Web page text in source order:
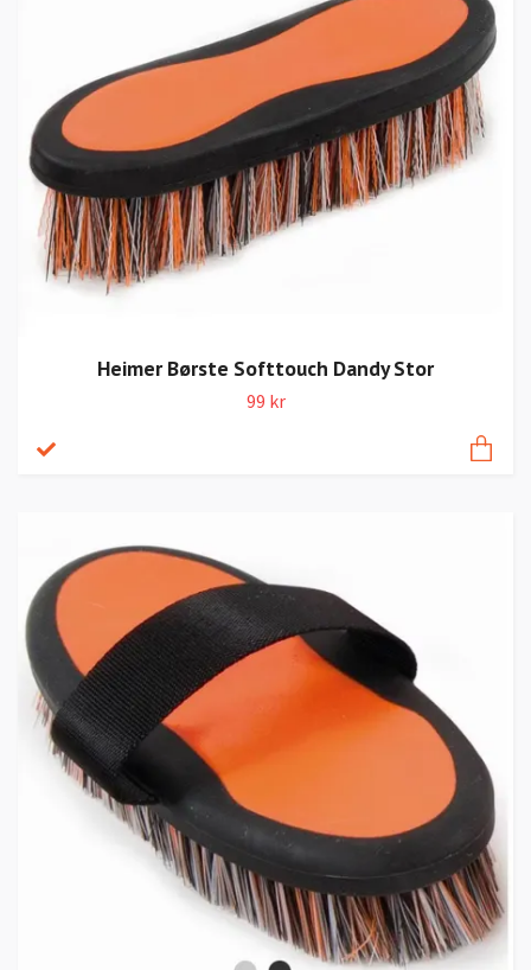
Heimer Børste Softtouch Dandy Stor
99 kr